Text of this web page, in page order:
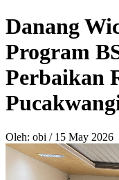
Danang
Program
Perbaikan
Oleh: obi / 15 May 2026